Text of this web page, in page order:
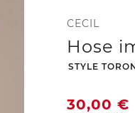
CECIL
Hose
-
STYLE
30,00€